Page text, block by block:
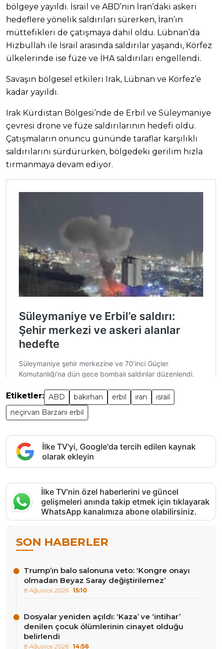
bölgeye yayıldı. İsrail ve ABD’nin İran’daki askeri
hedeflere yönelik saldırıları sürerken, İran’ın
müttefikleri de çatışmaya dahil oldu. Lübnan’da
Hizbullah ile İsrail arasında saldırılar yaşandı, Körfez
ülkelerinde ise füze ve İHA saldırıları engellendi.
Savaşın bölgesel etkileri Irak, Lübnan ve Körfez’e
kadar yayıldı.
Irak Kürdistan Bölgesi’nde de Erbil ve Süleymaniye
çevresi drone ve füze saldırılarının hedefi oldu.
Çatışmaların onuncu gününde taraflar karşılıklı
saldırılarını sürdürürken, bölgedeki gerilim hızla
tırmanmaya devam ediyor.
Etiketler: ABD bakirhan erbil iran
israil
neçirvan Barzani erbil
İlke TV'yi, Google'da tercih edilen kaynak
olarak ekleyin
İlke TV’nin özel haberlerini ve güncel
gelişmeleri anında takip etmek için tıklayarak
WhatsApp kanalımıza abone olabilirsiniz.
SON HABERLER
Trump’ın balo salonuna veto: ‘Kongre onayı
olmadan Beyaz Saray değiştirilemez’
8 Ağustos 2026 15:10
Dosyalar yeniden açıldı: ‘Kaza’ ve ‘intihar’
denilen çocuk ölümlerinin cinayet olduğu
belirlendi
8 Ağustos 2026 14:56